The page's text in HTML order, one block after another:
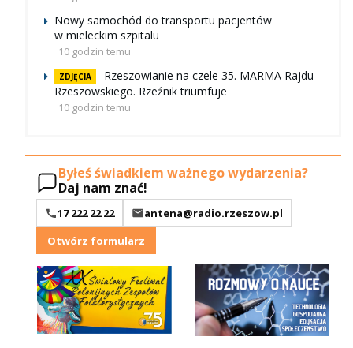
Nowy samochód do transportu pacjentów
w mieleckim szpitalu
10 godzin temu
ZDJĘCIA
Rzeszowianie na czele 35. MARMA Rajdu
Rzeszowskiego. Rzeźnik triumfuje
10 godzin temu
Byłeś świadkiem ważnego wydarzenia?
Daj nam znać!
17 222 22 22
antena@radio.rzeszow.pl
Otwórz formularz